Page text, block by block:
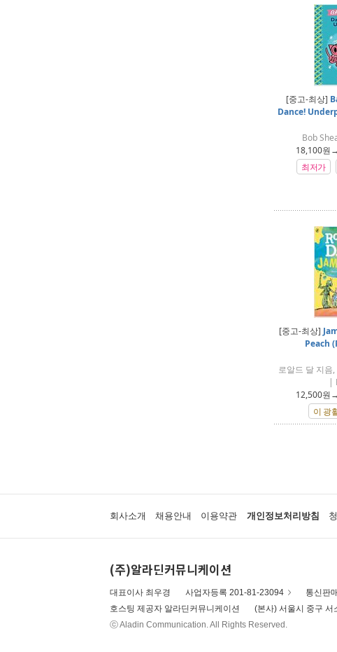
[중고-최상]
Dance!
Bob
18,100원→
최저가
[중고-최상]
Peach
로알드 달 지음
|
12,500원→
이 광
회사소개 채용안내 이용약관 개인정보처리방침
(주)알라딘커뮤니케이션
대표이사 최우경 사업자등록 201-81-23094 통신판
호스팅 제공자 알라딘커뮤니케이션
(본사) 서울시 중구 서
ⓒ Aladin Communication. All Rights Reserved.